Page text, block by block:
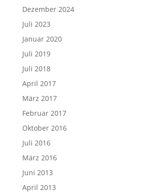
Dezember 2024
Juli 2023
Januar 2020
Juli 2019
Juli 2018
April 2017
März 2017
Februar 2017
Oktober 2016
Juli 2016
März 2016
Juni 2013
April 2013